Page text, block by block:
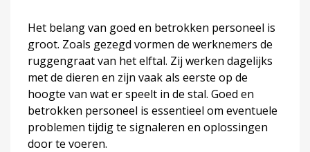
Het belang van goed en betrokken personeel is
groot. Zoals gezegd vormen de werknemers de
ruggengraat van het elftal. Zij werken dagelijks
met de dieren en zijn vaak als eerste op de
hoogte van wat er speelt in de stal. Goed en
betrokken personeel is essentieel om eventuele
problemen tijdig te signaleren en oplossingen
door te voeren.